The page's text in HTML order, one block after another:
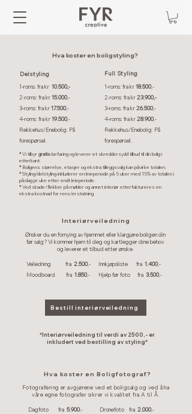
Hva koster en boligstyling?
Delstyling
1-roms: fra kr 10.500,-
2-roms: fra kr15.000,-
3-roms: fra kr17.500,-
4-roms: fra kr19.500,­-
Rekkehus/Enebolig: På
forespørsel.
Full Styling
1-roms: fra kr18.500,-
2-roms: fra kr23.900,-
3-roms: fra kr26.500,-
4-roms: fra kr28.900,­-
Rekkehus/Enebolig: På
forespørsel.
*Vi tilbyr gratis befaring og leverer et skreddersydd tilbud til din bolig i
etterkant.
* Boligens størrelse, etasjer og ekstra tilleggsvalg kan påvirke totalen.
*Styling/delstyling inkluderer en leieperiode på 5 uker med 15% av totalen i
påslag pr uke etter endt leieperiode.
*Ved skade/flekker på møbler og annet interiør etterfaktureres en
ekstra kostnad for rens/erstatning.
Interiørveiledning
Ønsker du en fornying av hjemmet eller klargjøre boligen din
før salg? Vi kommer hjem til deg og kartlegger dine behov
og leverer et tilbud etter ønske.
Veiledning fra 2.500,-
Moodboard fra 1.850,-
Innkjøpsliste fra 1.400,-
Hjelp før foto fra 3.500,-
Bestill interiørveiledning
*Interiørveiledning til verdi av 2500,- er
inkludert ved bestilling av styling*
Hva koster en Boligfotograf?
Fotografering er avgjørene ved et boligsalg og ved å ha
våre egne fotografer sikrer vi kvalitet fra A til Å.
Dagfoto fra 5.900,-
Dronefoto fra 2.000,-